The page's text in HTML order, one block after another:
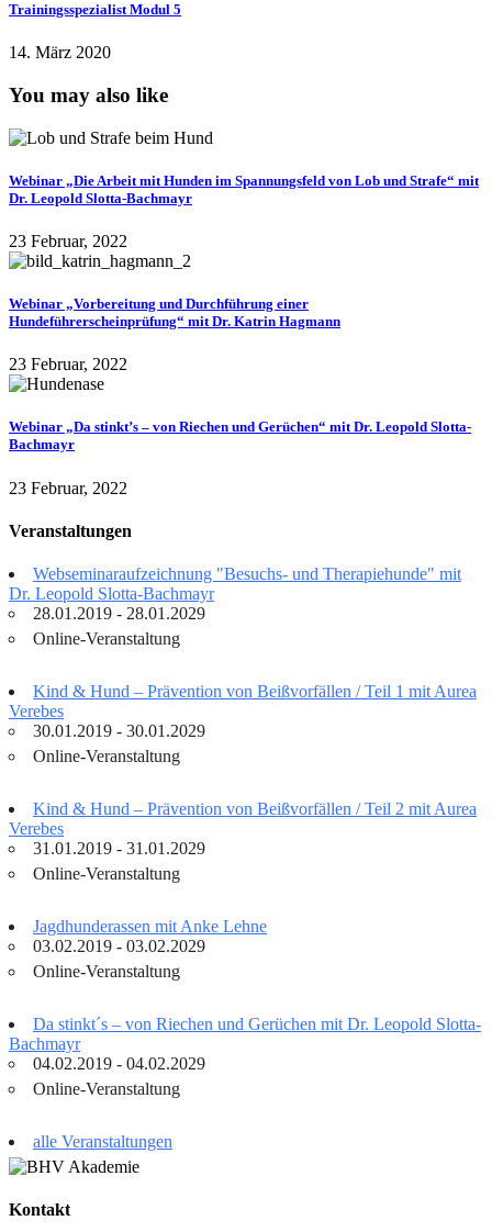
Trainingsspezialist Modul 5
14. März 2020
You may also like
Webinar „Die Arbeit mit Hunden im Spannungsfeld von Lob und Strafe“ mit
Dr. Leopold Slotta-Bachmayr
23 Februar, 2022
Webinar „Vorbereitung und Durchführung einer
Hundeführerscheinprüfung“ mit Dr. Katrin Hagmann
23 Februar, 2022
Webinar „Da stinkt’s – von Riechen und Gerüchen“ mit Dr. Leopold Slotta-
Bachmayr
23 Februar, 2022
Veranstaltungen
Webseminaraufzeichnung "Besuchs- und Therapiehunde" mit
Dr. Leopold Slotta-Bachmayr
28.01.2019 - 28.01.2029
Online-Veranstaltung
Kind & Hund – Prävention von Beißvorfällen / Teil 1 mit Aurea
Verebes
30.01.2019 - 30.01.2029
Online-Veranstaltung
Kind & Hund – Prävention von Beißvorfällen / Teil 2 mit Aurea
Verebes
31.01.2019 - 31.01.2029
Online-Veranstaltung
Jagdhunderassen mit Anke Lehne
03.02.2019 - 03.02.2029
Online-Veranstaltung
Da stinkt´s – von Riechen und Gerüchen mit Dr. Leopold Slotta-
Bachmayr
04.02.2019 - 04.02.2029
Online-Veranstaltung
alle Veranstaltungen
Kontakt